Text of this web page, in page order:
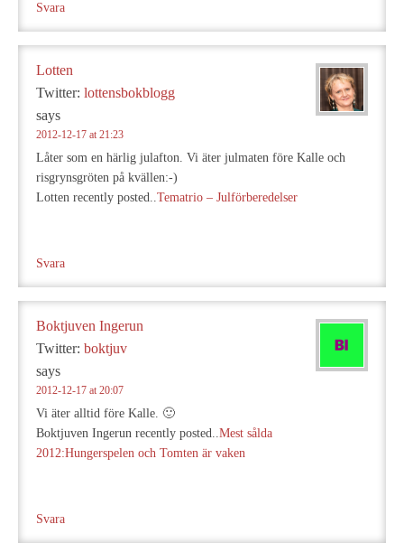
Svara
Lotten
Twitter: lottensbokblogg
says
2012-12-17 at 21:23
Låter som en härlig julafton. Vi äter julmaten före Kalle och
risgrynsgröten på kvällen:-)
Lotten recently posted..Tematrio – Julförberedelser
Svara
Boktjuven Ingerun
Twitter: boktjuv
says
2012-12-17 at 20:07
Vi äter alltid före Kalle. 🙂
Boktjuven Ingerun recently posted..Mest sålda
2012:Hungerspelen och Tomten är vaken
Svara